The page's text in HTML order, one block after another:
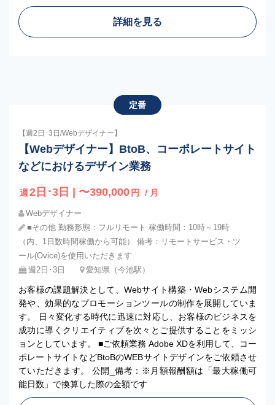
詳細を見る
定番
【週2日･3日/Webデザイナー】
【Webデザイナー】BtoB、コーポレートサイト
などにおけるデザイン業務
週 2日･3日 | 〜390,000 円 / 月
Webデザイナー
■その他 勤務形態：フルリモート 稼働時間：10時～19時
（内、1日数時間稼働から可能） 備考：リモートサービス・ツ
ール(Ovice)を使用いただきます
週2日･3日
愛知県（今池駅）
お客様の課題解決として、Webサイト構築・Webシステム開
発や、効果的なプロモーションツールの制作を展開していま
す。 ⽇々変化する時代に迅速に対応し、お客様のビジネスを
成功に導くクリエイティブを次々とご提供することをミッシ
ョンとしています。 ■ご依頼業務 Adobe XDを利用して、コー
ポレートサイトなどBtoBのWEBサイトデザインをご依頼させ
ていただきます。 公開_備考：※月額報酬額は「最大稼働可
能日数」で換算した際の金額です